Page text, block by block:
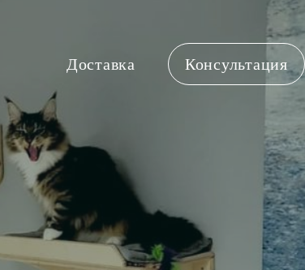
Полки
Доставка Консультация